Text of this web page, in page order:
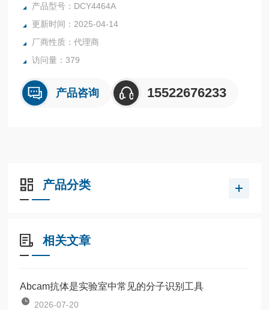
产品型号：DCY4464A
更新时间：2025-04-14
厂商性质：代理商
访问量：379
产品咨询 15522676233
产品分类
相关文章
Abcam抗体是实验室中常见的分子识别工具
2026-07-20